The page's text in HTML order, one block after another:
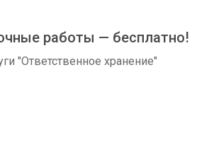
работы — бесплатно!
"Ответственное хранение"